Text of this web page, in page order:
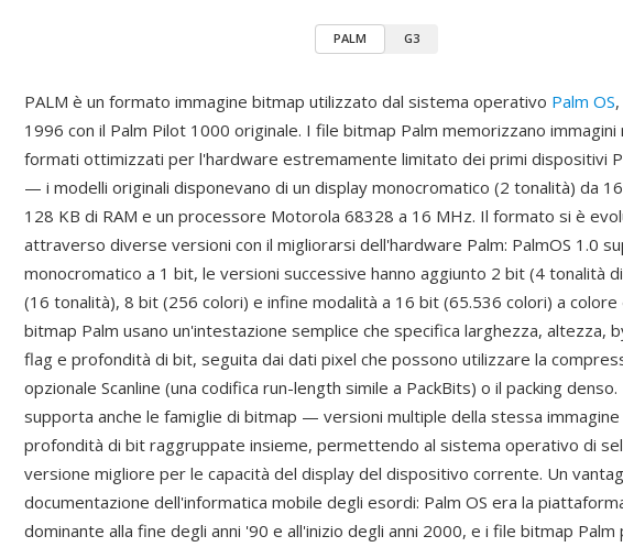
PALM G3
PALM è un formato immagine bitmap utilizzato dal sistema operativo Palm OS
1996 con il Palm Pilot 1000 originale. I file bitmap Palm memorizzano
formati ottimizzati per l'hardware estremamente limitato dei primi dispositivi
— i modelli originali disponevano di un display monocromatico (2 tonalità) da
128 KB di RAM e un processore Motorola 68328 a 16 MHz. Il formato si è
attraverso diverse versioni con il migliorarsi dell'hardware Palm: PalmOS 1.0
monocromatico a 1 bit, le versioni successive hanno aggiunto 2 bit (4 tonalità
(16 tonalità), 8 bit (256 colori) e infine modalità a 16 bit (65.536 colori) a
bitmap Palm usano un'intestazione semplice che specifica larghezza, altezza,
flag e profondità di bit, seguita dai dati pixel che possono utilizzare la
opzionale Scanline (una codifica run-length simile a PackBits) o il packing
supporta anche le famiglie di bitmap — versioni multiple della stessa
profondità di bit raggruppate insieme, permettendo al sistema operativo di
versione migliore per le capacità del display del dispositivo corrente. Un
documentazione dell'informatica mobile degli esordi: Palm OS era la
dominante alla fine degli anni '90 e all'inizio degli anni 2000, e i file bitmap